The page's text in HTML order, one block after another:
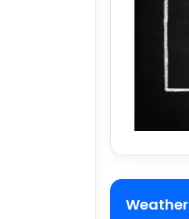
Weather